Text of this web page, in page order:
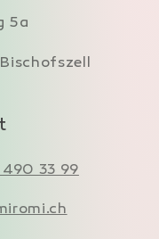
5a
490 33 99